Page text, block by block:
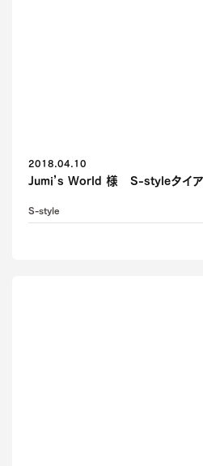
2018.04.10
Jumi’s World 様 S-styleタイ
S-style